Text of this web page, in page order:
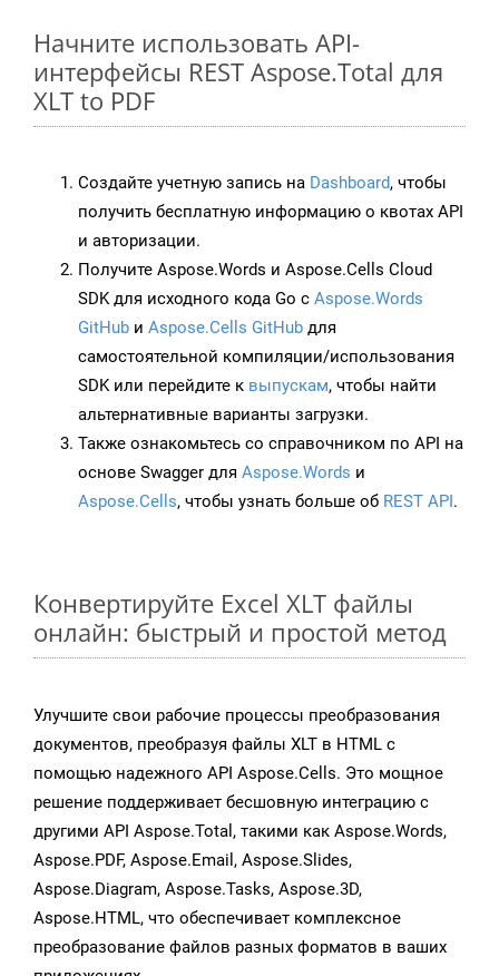
Начните использовать API-
интерфейсы REST Aspose.Total для
XLT to PDF
Создайте учетную запись на Dashboard, чтобы
получить бесплатную информацию о квотах API
и авторизации.
Получите Aspose.Words и Aspose.Cells Cloud
SDK для исходного кода Go с Aspose.Words
GitHub и Aspose.Cells GitHub для
самостоятельной компиляции/использования
SDK или перейдите к выпускам, чтобы найти
альтернативные варианты загрузки.
Также ознакомьтесь со справочником по API на
основе Swagger для Aspose.Words и
Aspose.Cells, чтобы узнать больше об REST API.
Конвертируйте Excel XLT файлы
онлайн: быстрый и простой метод
Улучшите свои рабочие процессы преобразования
документов, преобразуя файлы XLT в HTML с
помощью надежного API Aspose.Cells. Это мощное
решение поддерживает бесшовную интеграцию с
другими API Aspose.Total, такими как Aspose.Words,
Aspose.PDF, Aspose.Email, Aspose.Slides,
Aspose.Diagram, Aspose.Tasks, Aspose.3D,
Aspose.HTML, что обеспечивает комплексное
преобразование файлов разных форматов в ваших